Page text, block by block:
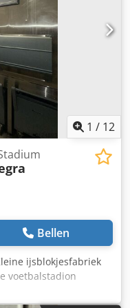
1 / 12
Bellen
ijsblokjesfabriek
voetbalstadion
ijs te leveren voor
momenteel geen